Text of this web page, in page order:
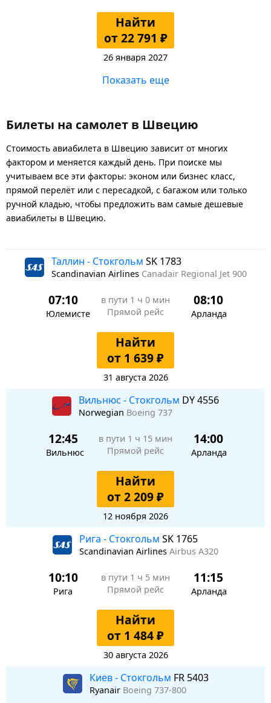
Найти
от 22 791 ₽
26 января 2027
Показать еще
Билеты на самолет в Швецию
Стоимость авиабилета в Швецию зависит от многих
фактором и меняется каждый день. При поиске мы
учитываем все эти факторы: эконом или бизнес класс,
прямой перелёт или с пересадкой, с багажом или только
ручной кладью, чтобы предложить вам самые дешевые
авиабилеты в Швецию.
Таллин - Стокгольм SK 1783
Scandinavian Airlines Canadair Regional Jet 900
07:10
Юлемисте
в пути 1 ч 0 мин
Прямой рейс
08:10
Арланда
Найти
от 1 639 ₽
31 августа 2026
Вильнюс - Стокгольм DY 4556
Norwegian Boeing 737
12:45
Вильнюс
в пути 1 ч 15 мин
Прямой рейс
14:00
Арланда
Найти
от 2 209 ₽
12 ноября 2026
Рига - Стокгольм SK 1765
Scandinavian Airlines Airbus A320
10:10
Рига
в пути 1 ч 5 мин
Прямой рейс
11:15
Арланда
Найти
от 1 484 ₽
30 августа 2026
Киев - Стокгольм FR 5403
Ryanair Boeing 737-800